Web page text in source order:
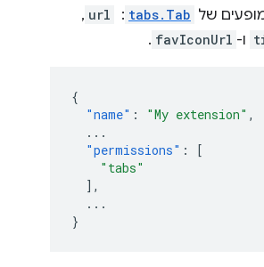
של tabs.Tab
: ‏
url
,‏
ו- favIconUrl
.
{
"name" : "My extension" ,
...
"permissions" :
[
"tabs"
],
...
}